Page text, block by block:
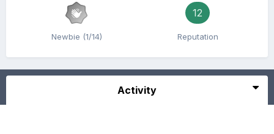
Newbie (1/14)
12
Reputation
Activity